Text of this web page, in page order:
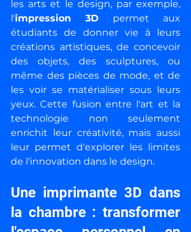
les arts et le design, par exemple,
l'impression 3D permet aux
étudiants de donner vie à leurs
créations artistiques, de concevoir
des objets, des sculptures, ou
même des pièces de mode, et de
les voir se matérialiser sous leurs
yeux. Cette fusion entre l'art et la
technologie non seulement
enrichit leur créativité, mais aussi
leur permet d'explorer les limites
de l'innovation dans le design.
Une imprimante 3D dans
la chambre : transformer